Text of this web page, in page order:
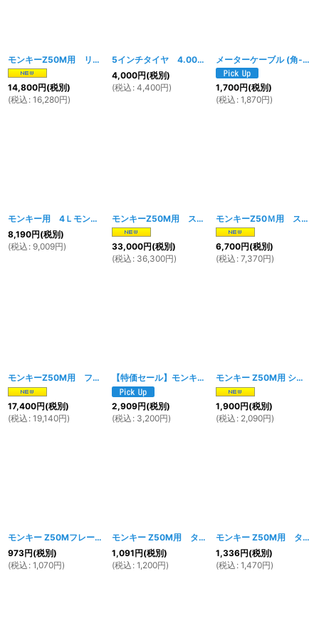
モンキーZ50M用 リアブレーキパネル [1865w]
14,800円(税別)
(税込 : 16,280円)
5インチタイヤ 4.00-5 モンキーZ50M型対応 [
4,000円(税別)
(税込 : 4,400円)
メーターケーブル (角-割) 純正ハブ対応 485ｍｍ
1,700円(税別)
(税込 : 1,870円)
モンキー用 4Ｌモンキータイプヘッドライト レッド [5169w]
8,190円(税別)
(税込 : 9,009円)
モンキーZ50M用 スチールフレーム レッド [
33,000円(税別)
(税込 : 36,300円)
モンキーZ50Ｍ用 ステンレス製 チェーンケース
6,700円(税別)
(税込 : 7,370円)
モンキーZ50M用 フューエルタンク ホワイト [1896w]
17,400円(税別)
(税込 : 19,140円)
【特価セール】モンキー Z50M用フロントタンクパッド、リアタンクパッド、タンクバンド ３点セット
2,909円(税別)
(税込 : 3,200円)
モンキー Z50M用 シートストッパーラバー セット
1,900円(税別)
(税込 : 2,090円)
モンキー Z50Mフレーム用 タンクフロントパッド（マウントクッション） 2個セット
973円(税別)
(税込 : 1,070円)
モンキー Z50M用 タンクリアパッド [1335w
]
1,091円(税別)
(税込 : 1,200円)
モンキー Z50M用 タンクバンド
1,336円(税別)
(税込 : 1,470円)